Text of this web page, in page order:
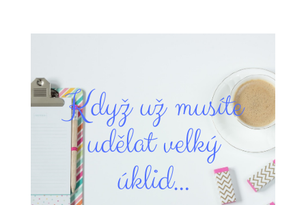
Když už musíte
udělat velký
úklid…